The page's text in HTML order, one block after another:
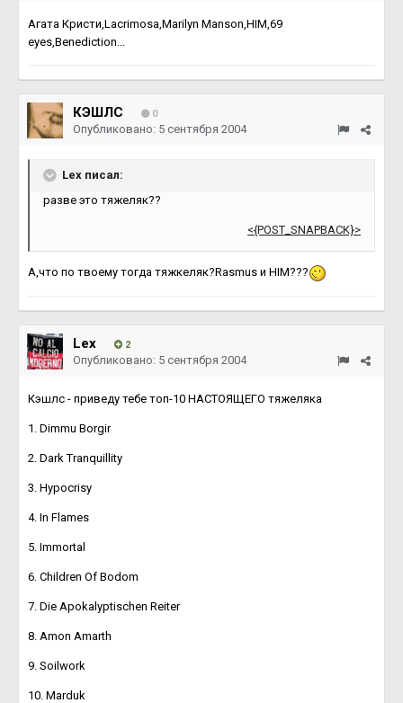
Агата Кристи,Lacrimosa,Marilyn Manson,HIM,69
eyes,Benediction...
КЭШЛС 0
Опубликовано: 5 сентября 2004
Lex писал:
разве это тяжеляк??
<{POST_SNAPBACK}>
А,что по твоему тогда тяжкеляк?Rasmus и HIM???
Lex 2
Опубликовано: 5 сентября 2004
Кэшлс - приведу тебе топ-10 НАСТОЯЩЕГО тяжеляка
1. Dimmu Borgir
2. Dark Tranquillity
3. Hypocrisy
4. In Flames
5. Immortal
6. Children Of Bodom
7. Die Apokalyptischen Reiter
8. Amon Amarth
9. Soilwork
10. Marduk